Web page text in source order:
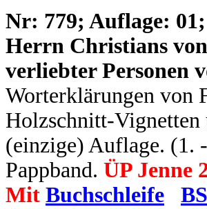
Nr: 779; Auflage:
Herrn Christians
verliebter Personen
Worterklärungen von
Holzschnitt-
(einzige) Auflage. (1.
Pappband. ÜP Jenne
Mit Buchschleife